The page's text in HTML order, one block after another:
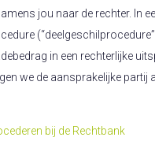
jou naar de rechter. In
in een rechterlijke
we de aansprakelijke partij
bij de Rechtbank